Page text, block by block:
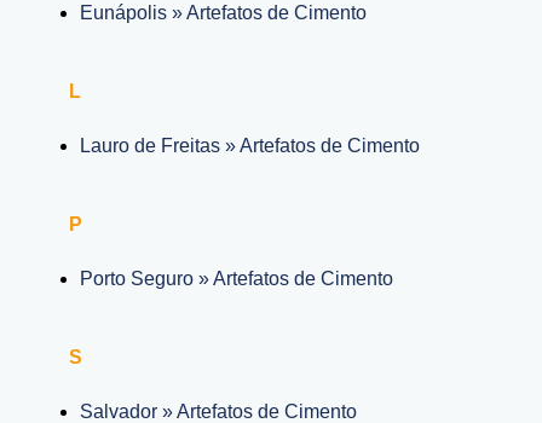
Eunápolis » Artefatos de Cimento
L
Lauro de Freitas » Artefatos de Cimento
P
Porto Seguro » Artefatos de Cimento
S
Salvador » Artefatos de Cimento